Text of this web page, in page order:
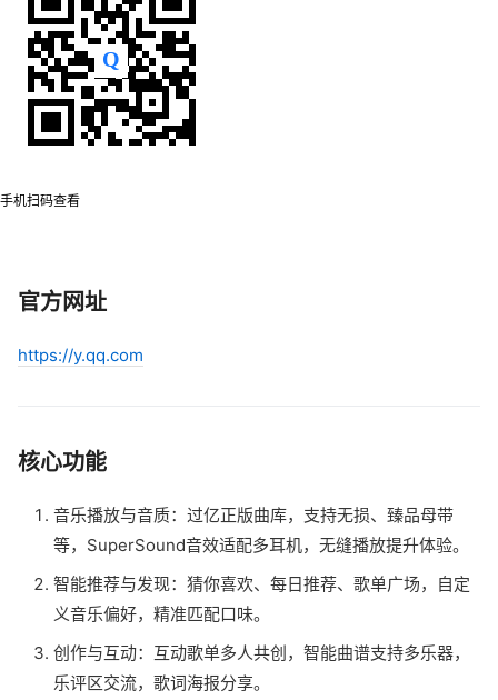
手机扫码查看
官方网址
https://y.qq.com
核心功能
音乐播放与音质：过亿正版曲库，支持无损、臻品母带
等，SuperSound音效适配多耳机，无缝播放提升体验。
智能推荐与发现：猜你喜欢、每日推荐、歌单广场，自定
义音乐偏好，精准匹配口味。
创作与互动：互动歌单多人共创，智能曲谱支持多乐器，
乐评区交流，歌词海报分享。